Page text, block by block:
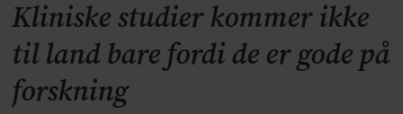
Kliniske studier kommer ikke
til land bare fordi de er gode på
forskning